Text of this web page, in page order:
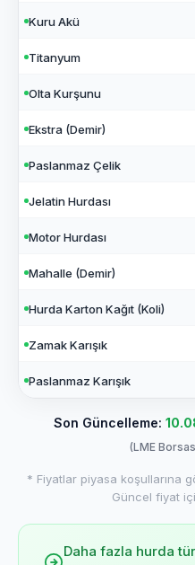
Kuru Akü
Titanyum
Olta Kurşunu
Ekstra (Demir)
Paslanmaz Çelik
Jelatin Hurdası
Motor Hurdası
Mahalle (Demir)
Hurda Karton Kağıt (Koli)
Zamak Karışık
Paslanmaz Karışık
Son Güncelleme:
(LME
* Fiyatlar piyasa koşullarına
Güncel fiyat
Daha fazla hurda